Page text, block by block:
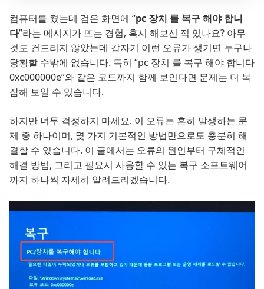
컴퓨터를 켰는데 검은 화면에 “pc 장치 를 복구 해야 합니
다”라는 메시지가 뜨는 경험, 혹시 해보신 적 있나요? 아무
것도 건드리지 않았는데 갑자기 이런 오류가 생기면 누구나
당황할 수밖에 없습니다. 특히 “pc 장치 를 복구 해야 합니다
0xc000000e”와 같은 코드까지 함께 보인다면 문제는 더 복
잡해 보일 수 있습니다.
하지만 너무 걱정하지 마세요. 이 오류는 흔히 발생하는 문
제 중 하나이며, 몇 가지 기본적인 방법만으로도 충분히 해
결할 수 있습니다. 이 글에서는 오류의 원인부터 구체적인
해결 방법, 그리고 필요시 사용할 수 있는 복구 소프트웨어
까지 하나씩 자세히 알려드리겠습니다.